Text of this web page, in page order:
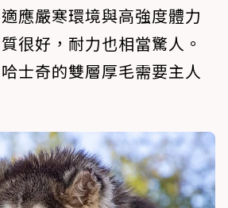
應嚴寒環境與高強度體力
很好，耐力也相當驚人。
士奇的雙層厚毛需要主人